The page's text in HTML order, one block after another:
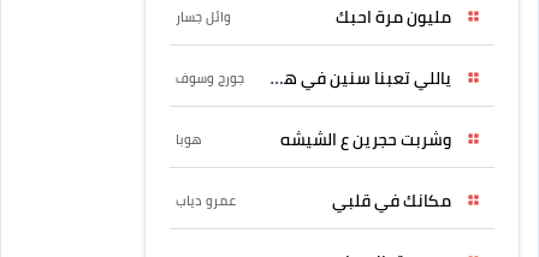
مليون مرة احبك وائل جسار
ياللي تعبنا سنين في هواه جورج وسوف
وشربت حجرين ع الشيشه هوبا
مكانك في قلبي عمرو دياب